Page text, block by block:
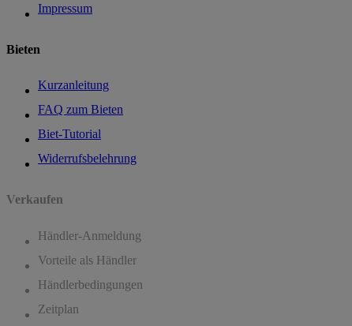
Impressum
Bieten
Kurzanleitung
FAQ zum Bieten
Biet-Tutorial
Widerrufsbelehrung
Verkaufen
Händler-Anmeldung
Vorteile als Händler
Händlerbedingungen
Zeitplan